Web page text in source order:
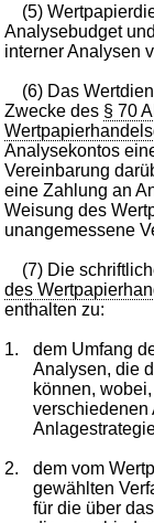
(5)
Analysebudget
interner Analysen
(6) Das
Zwecke des § 70
Analysekontos
Vereinbarung
eine Zahlung an
Weisung des
unangemessene
(7) Die
des
enthalten zu:
1.
dem Umfang
Analysen, die
können,
verschiedenen
2.
dem vom
gewählten
für die über